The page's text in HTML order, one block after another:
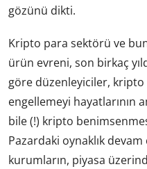
gözünü dikti.
Kripto para sektörü ve
ürün evreni, son birkaç
göre düzenleyiciler, kripto
engellemeyi hayatlarının
bile (!) kripto
Pazardaki oynaklık
kurumların, piyasa